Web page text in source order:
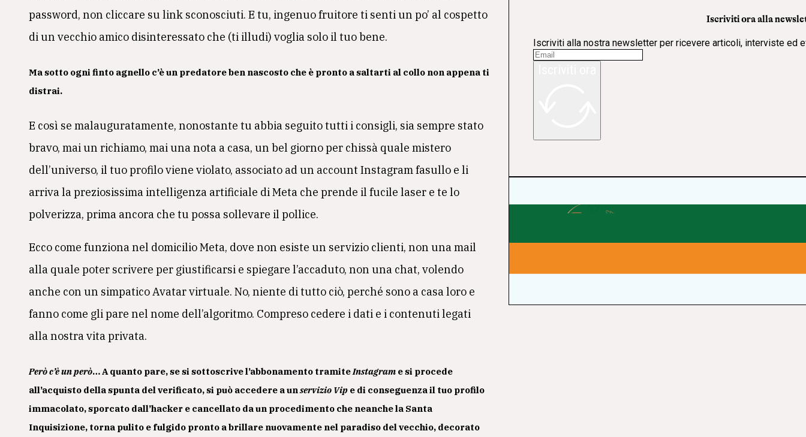
password, non cliccare su link sconosciuti. E tu, ingenuo fruitore ti senti un po’ al cospetto
di un vecchio amico disinteressato che (ti illudi) voglia solo il tuo bene.
Ma sotto ogni finto agnello c’è un predatore ben nascosto che è pronto a saltarti al collo non appena ti
distrai.
E così se malauguratamente, nonostante tu abbia seguito tutti i consigli, sia sempre stato
bravo, mai un richiamo, mai una nota a casa, un bel giorno per chissà quale mistero
dell’universo, il tuo profilo viene violato, associato ad un account Instagram fasullo e li
arriva la preziosissima intelligenza artificiale di Meta che prende il fucile laser e te lo
polverizza, prima ancora che tu possa sollevare il pollice.
Ecco come funziona nel domicilio Meta, dove non esiste un servizio clienti, non una mail
alla quale poter scrivere per giustificarsi e spiegare l’accaduto, non una chat, volendo
anche con un simpatico Avatar virtuale. No, niente di tutto ciò, perché sono a casa loro e
fanno come gli pare nel nome dell’algoritmo. Compreso cedere i dati e i contenuti legati
alla nostra vita privata.
Però c’è un però… A quanto pare, se si sottoscrive l’abbonamento tramiteInstagram e si procede
all’acquisto della spunta del verificato, si può accedere a unservizio Vip e di conseguenza il tuo profilo
immacolato, sporcato dall’hacker e cancellato da un procedimento che neanche la Santa
Inquisizione, torna pulito e fulgido pronto a brillare nuovamente nel paradiso del vecchio, decorato
Iscriviti ora alla
Iscriviti alla nostra newsletter per ricevere articoli, interviste ed